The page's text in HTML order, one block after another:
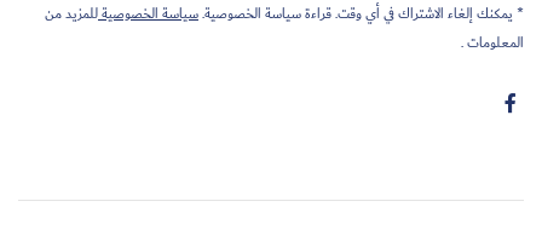
* يمكنك إلغاء الاشتراك في أي وقت. قراءة سياسة الخصوصية.سياسة الخصوصيةللمزيد من
المعلومات .